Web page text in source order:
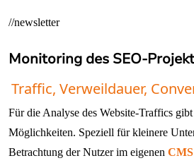
//newsletter
Monitoring des SEO-
Traffic, Verweildauer,
Für die Analyse des Website-Traffics gibt
Möglichkeiten. Speziell für kleinere
Betrachtung der Nutzer im eigenen CMS